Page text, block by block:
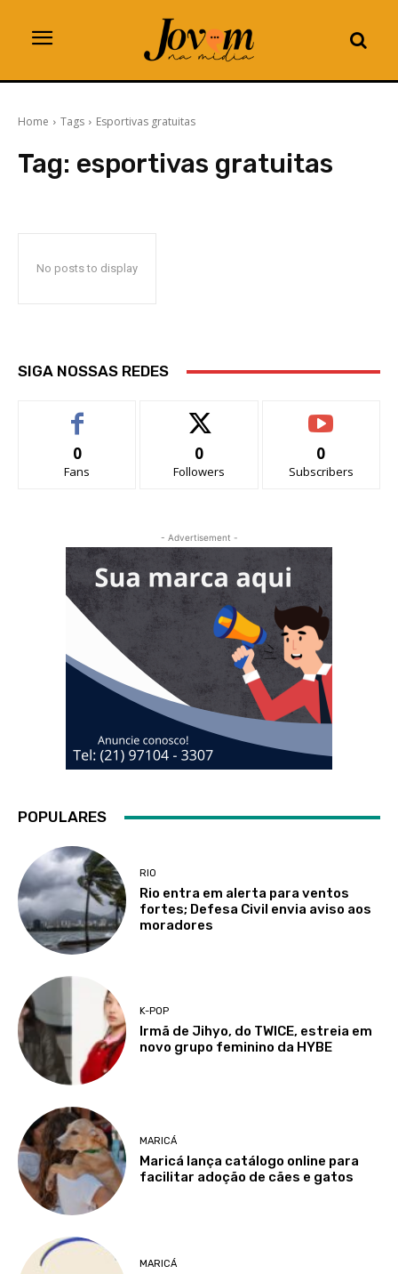
Home Tags Esportivas gratuitas
Tag: esportivas gratuitas
No posts to display
SIGA NOSSAS REDES
0
Fans
0
Followers
0
Subscribers
- Advertisement -
POPULARES
RIO
Rio entra em alerta para ventos
fortes; Defesa Civil envia aviso aos
moradores
K-POP
Irmã de Jihyo, do TWICE, estreia em
novo grupo feminino da HYBE
MARICÁ
Maricá lança catálogo online para
facilitar adoção de cães e gatos
MARICÁ